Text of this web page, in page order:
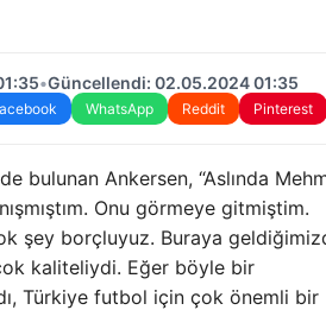
•Güncellendi: 02.05.2024 01:35
WhatsApp Reddit Pinterest
bulunan Ankersen, “Aslında
Onu görmeye gitmiştim.
şey borçluyuz. Buraya
kaliteliydi. Eğer böyle bir
Türkiye futbol için çok önemli bir